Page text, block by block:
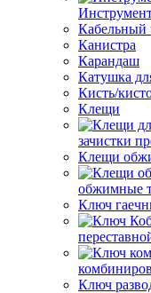
Кабельный
Канистра
Карандаш
Катушка
Кисть/
Клещи
зачистки
Клещи
обжимные
Ключ
Ключ